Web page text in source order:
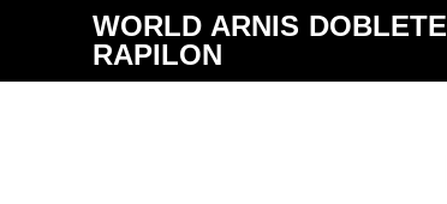
WORLD ARNIS DOBLETE
RAPILON